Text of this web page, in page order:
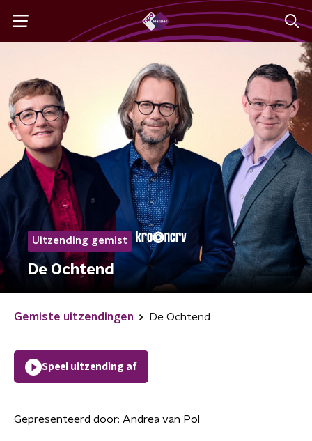
Uitzending gemist
De Ochtend
Gemiste uitzendingen De Ochtend
Speel uitzending af
Gepresenteerd door: Andrea van Pol